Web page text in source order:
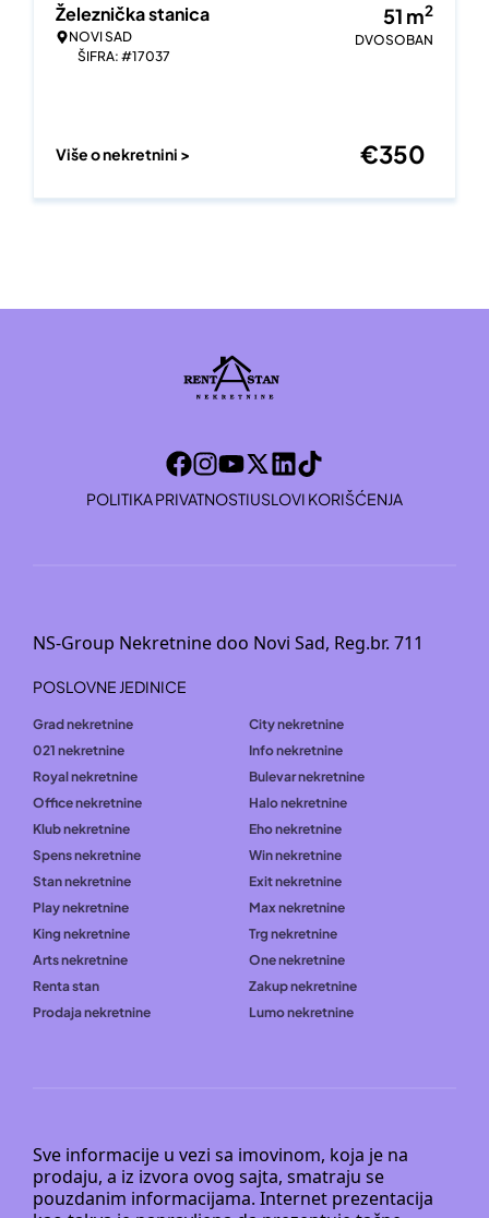
Železnička stanica
NOVI SAD
ŠIFRA: #17037
51 m2
DVOSOBAN
Više o nekretnini > €350
POLITIKA PRIVATNOSTIUSLOVI KORIŠĆENJA
Sve informacije u vezi sa imovinom, koja je na
prodaju, a iz izvora ovog sajta, smatraju se
pouzdanim informacijama. Internet prezentacija
NS-Group Nekretnine doo Novi Sad, Reg.br. 711
POSLOVNE JEDINICE
Grad nekretnine
City nekretnine
021 nekretnine
Info nekretnine
Royal nekretnine
Bulevar nekretnine
Office nekretnine
Halo nekretnine
Klub nekretnine
Eho nekretnine
Spens nekretnine
Win nekretnine
Stan nekretnine
Exit nekretnine
Play nekretnine
Max nekretnine
King nekretnine
Trg nekretnine
Arts nekretnine
One nekretnine
Renta stan
Zakup nekretnine
Prodaja nekretnine
Lumo nekretnine